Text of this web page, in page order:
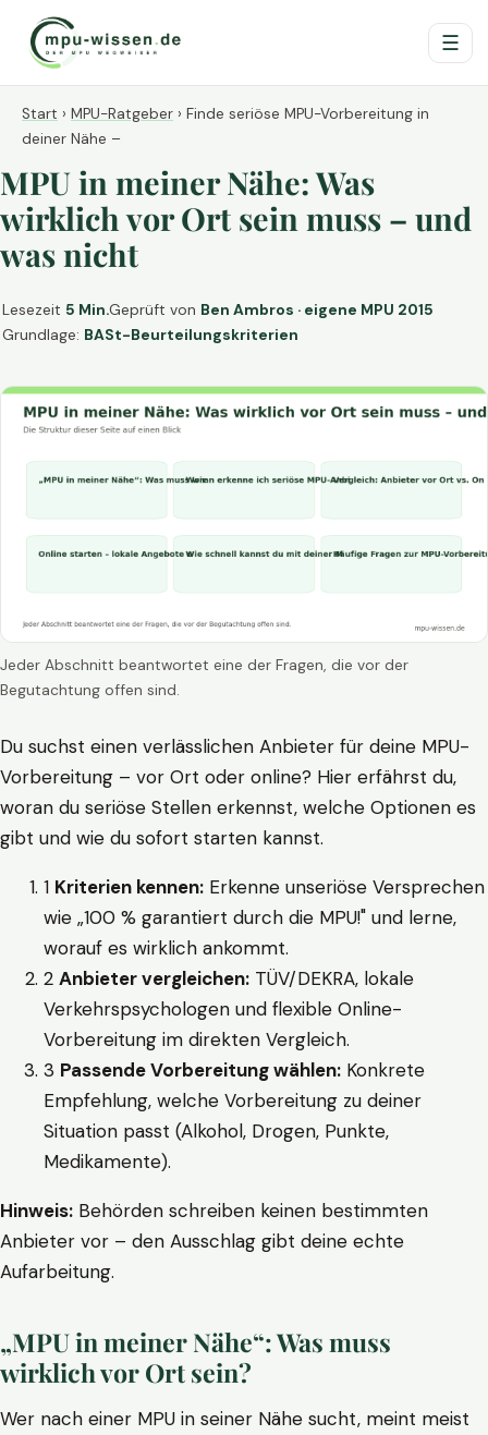
☰
Start › MPU-Ratgeber › Finde seriöse MPU-Vorbereitung in
deiner Nähe –
MPU in meiner Nähe: Was
wirklich vor Ort sein muss – und
was nicht
Lesezeit 5 Min.Geprüft von Ben Ambros · eigene MPU 2015
Grundlage: BASt-Beurteilungskriterien
Jeder Abschnitt beantwortet eine der Fragen, die vor der
Begutachtung offen sind.
Du suchst einen verlässlichen Anbieter für deine MPU-
Vorbereitung – vor Ort oder online? Hier erfährst du,
woran du seriöse Stellen erkennst, welche Optionen es
gibt und wie du sofort starten kannst.
1 Kriterien kennen: Erkenne unseriöse Versprechen
wie „100 % garantiert durch die MPU!" und lerne,
worauf es wirklich ankommt.
2 Anbieter vergleichen: TÜV/DEKRA, lokale
Verkehrspsychologen und flexible Online-
Vorbereitung im direkten Vergleich.
3 Passende Vorbereitung wählen: Konkrete
Empfehlung, welche Vorbereitung zu deiner
Situation passt (Alkohol, Drogen, Punkte,
Medikamente).
Hinweis: Behörden schreiben keinen bestimmten
Anbieter vor – den Ausschlag gibt deine echte
Aufarbeitung.
„MPU in meiner Nähe“: Was muss
wirklich vor Ort sein?
Wer nach einer MPU in seiner Nähe sucht, meint meist